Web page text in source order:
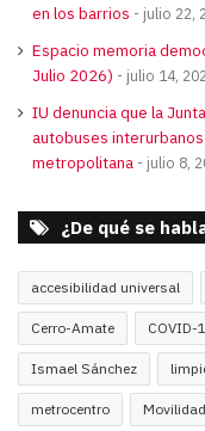
en los barrios
julio 22,
Espacio memoria
Julio 2026)
julio 14,
IU denuncia que la
autobuses
metropolitana
julio 8,
¿De qué se
accesibilidad universal
Cerro-Amate COVID-
Ismael Sánchez
metrocentro Movilidad